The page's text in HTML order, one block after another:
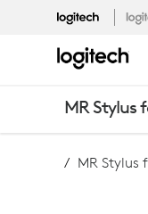
MX
MR Stylus
MR Stylus